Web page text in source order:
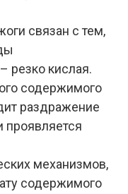
связан с тем,
резко кислая.
содержимого
раздражение
проявляется
механизмов,
содержимого